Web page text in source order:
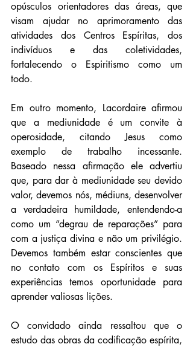
opúsculos orientadores das áreas, que
visam ajudar no aprimoramento das
atividades dos Centros Espíritas, dos
indivíduos e das coletividades,
fortalecendo o Espiritismo como um
todo.
Em outro momento, Lacordaire afirmou
que a mediunidade é um convite à
operosidade, citando Jesus como
exemplo de trabalho incessante.
Baseado nessa afirmação ele advertiu
que, para dar à mediunidade seu devido
valor, devemos nós, médiuns, desenvolver
a verdadeira humildade, entendendo-a
como um “degrau de reparações” para
com a justiça divina e não um privilégio.
Devemos também estar conscientes que
no contato com os Espíritos e suas
experiências temos oportunidade para
aprender valiosas lições.
O convidado ainda ressaltou que o
estudo das obras da codificação espírita,